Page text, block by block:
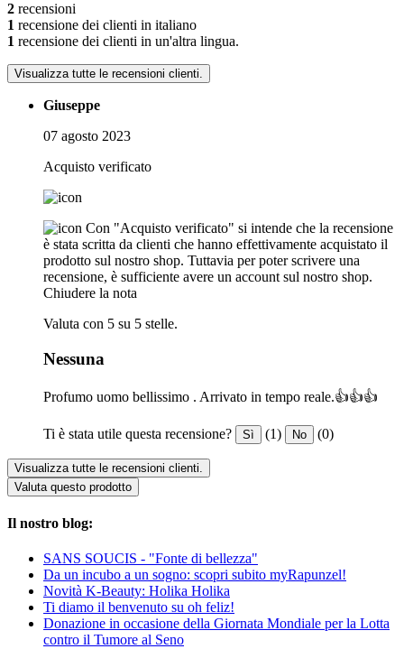
2 recensioni
1 recensione dei clienti in italiano
1 recensione dei clienti in un'altra lingua.
Visualizza tutte le recensioni clienti.
Giuseppe
07 agosto 2023
Acquisto verificato
Con "Acquisto verificato" si intende che la recensione
è stata scritta da clienti che hanno effettivamente acquistato il
prodotto sul nostro shop. Tuttavia per poter scrivere una
recensione, è sufficiente avere un account sul nostro shop.
Chiudere la nota
Valuta con 5 su 5 stelle.
Nessuna
Profumo uomo bellissimo . Arrivato in tempo reale.👍👍👍
Ti è stata utile questa recensione? Sì (1) No (0)
Visualizza tutte le recensioni clienti.
Valuta questo prodotto
Il nostro blog:
SANS SOUCIS - "Fonte di bellezza"
Da un incubo a un sogno: scopri subito myRapunzel!
Novità K-Beauty: Holika Holika
Ti diamo il benvenuto su oh feliz!
Donazione in occasione della Giornata Mondiale per la Lotta
contro il Tumore al Seno